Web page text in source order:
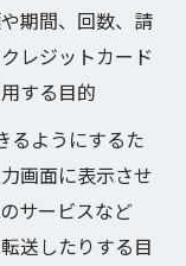
期間、回数、請
レジットカード
する目的
るようにするた
画面に表示させ
サービスなど
送したりする目